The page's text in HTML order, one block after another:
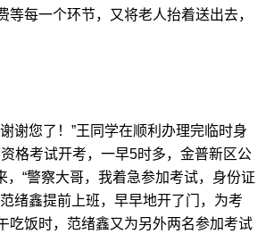
每一个环节，又将老人抬着送出去，
您了！”王同学在顺利办理完临时身
格考试开考，一早5时多，金普新区公
，“警察大哥，我着急参加考试，身份证
绪鑫提前上班，早早地开了门，为考
吃饭时，范绪鑫又为另外两名参加考试